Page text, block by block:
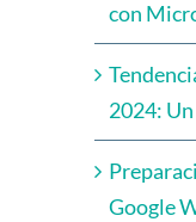
con
2024:
Google